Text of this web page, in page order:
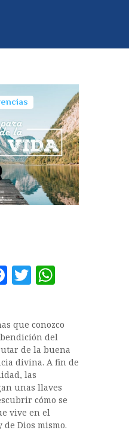
F
e
b
o
o
k
T
te
r
s
A
p
p
que conozco
del
de la buena
divina. A fin de
las
unas llaves
cómo se
vive en el
Dios mismo.